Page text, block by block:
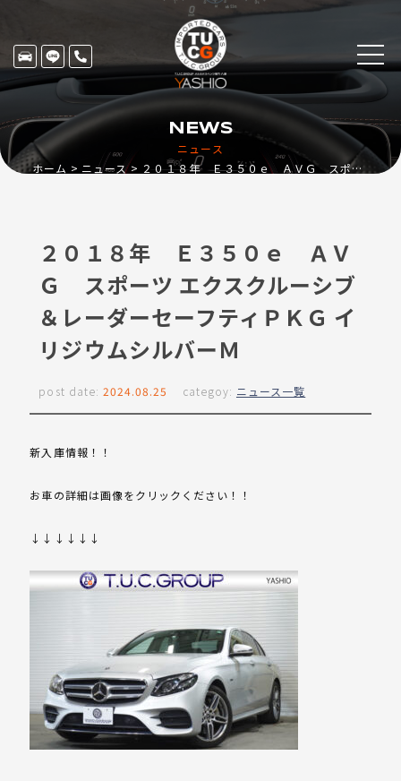
ニュース
NEWS
ホーム ニュース ２０１８年 Ｅ３５０ｅ ＡＶＧ スポーツ エクスクルーシブ＆レーダーセーフティＰＫＧ イリジウムシルバーＭ
２０１８年 Ｅ３５０ｅ ＡＶ
Ｇ スポーツ エクスクルーシブ
＆レーダーセーフティＰＫＧ イ
リジウムシルバーＭ
post date: 2024.08.25 categoy: ニュース一覧
新入庫情報！！
お車の詳細は画像をクリックください！！
↓↓↓↓↓↓